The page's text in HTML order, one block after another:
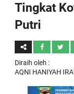
Tingkat
Putri
Diraih oleh :
AQNI HANIYAH